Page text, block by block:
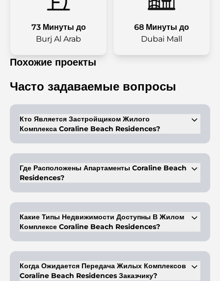
73 Минуты до
Burj Al Arab
68 Минуты до
Dubai Mall
Похожие проекты
Часто задаваемые вопросы
Кто Является Застройщиком Жилого
Комплекса Coraline Beach Residences?
собственными строительными работами и контролем качества.
Где Расположены Апартаменты Coraline Beach
Residences?
соединен с ним мостом.
Какие Типы Недвижимости Доступны В Жилом
Комплексе Coraline Beach Residences?
или тремя спальнями, а также просторными двухуровневыми
апартаментами.
Когда Ожидается Передача Жилых Комплексов
Coraline Beach Residences Заказчику?